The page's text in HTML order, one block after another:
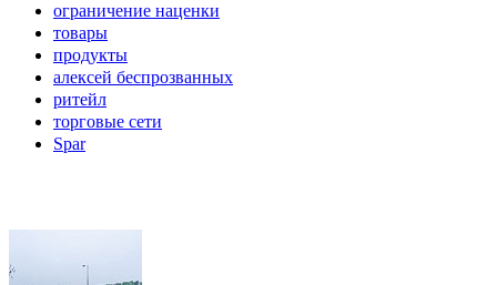
ограничение наценки
товары
продукты
алексей беспрозванных
ритейл
торговые сети
Spar